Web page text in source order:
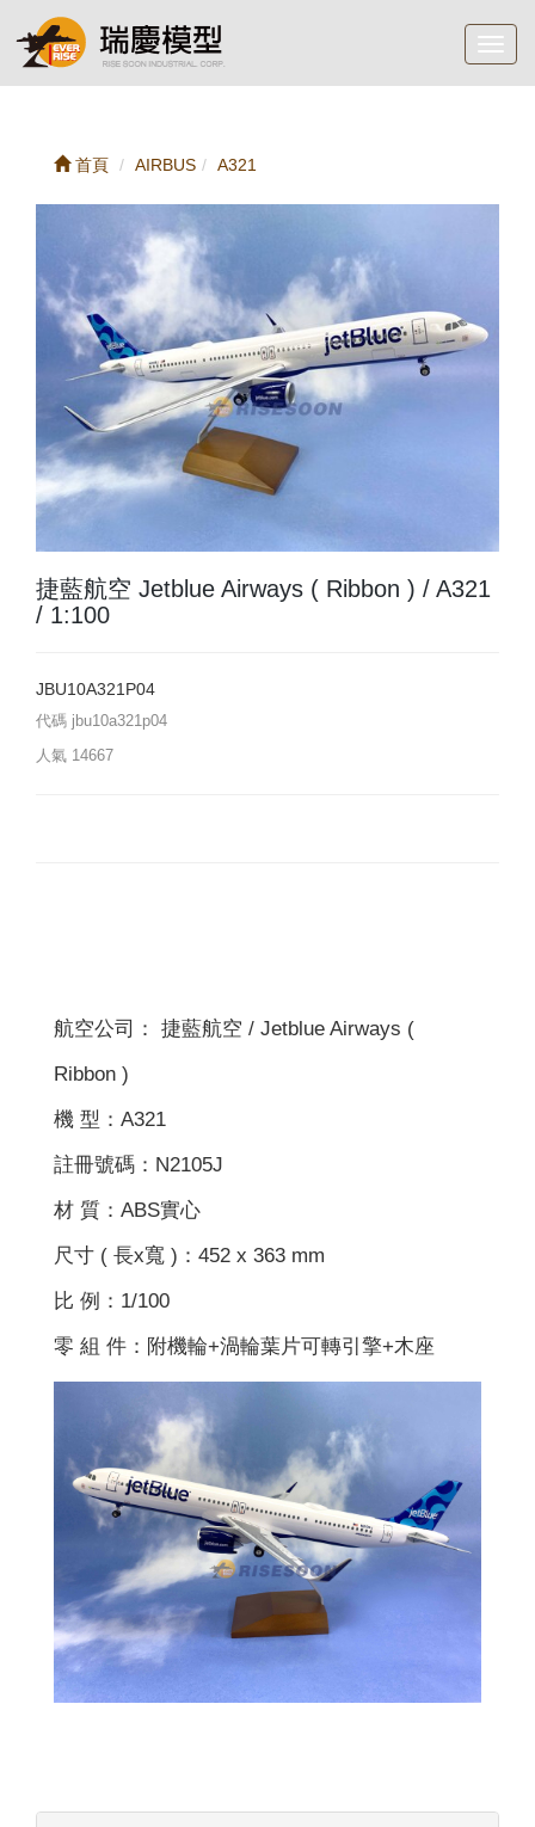
首頁 AIRBUS A321
捷藍航空 Jetblue Airways ( Ribbon ) / A321
/ 1:100
JBU10A321P04
代碼 jbu10a321p04
人氣 14667
航空公司： 捷藍航空 / Jetblue Airways (
Ribbon )
機 型：A321
註冊號碼：N2105J
材 質：ABS實心
尺寸 ( 長x寬 )：452 x 363 mm
比 例：1/100
零 組 件：附機輪+渦輪葉片可轉引擎+木座